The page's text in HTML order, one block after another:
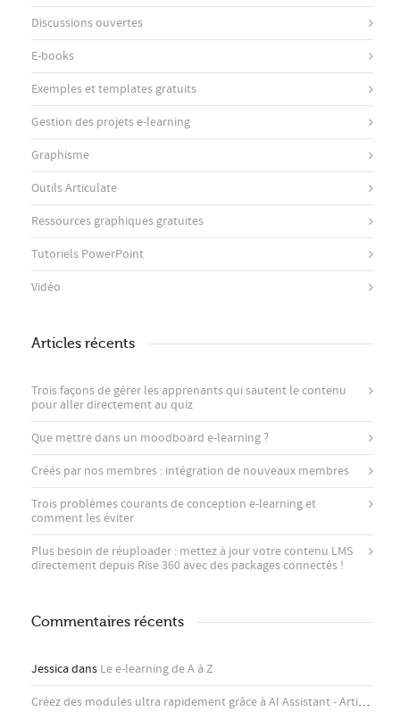
Discussions ouvertes
E-books
Exemples et templates gratuits
Gestion des projets e-learning
Graphisme
Outils Articulate
Ressources graphiques gratuites
Tutoriels PowerPoint
Vidéo
Articles récents
Trois façons de gérer les apprenants qui sautent le contenu
pour aller directement au quiz
Que mettre dans un moodboard e-learning ?
Créés par nos membres : intégration de nouveaux membres
Trois problèmes courants de conception e-learning et
comment les éviter
Plus besoin de réuploader : mettez à jour votre contenu LMS
directement depuis Rise 360 ​​avec des packages connectés !
Commentaires récents
Jessicadans Le e-learning de A à Z
Créez des modules ultra rapidement grâce à AI Assistant - Articulate